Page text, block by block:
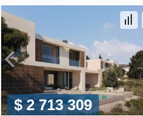
$ 2 713 309